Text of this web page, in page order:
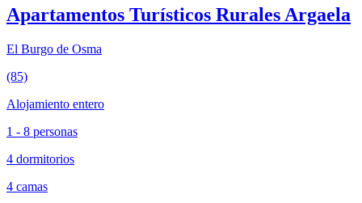
Apartamentos Turísticos Rurales Argaela
El Burgo de Osma
(85)
Alojamiento entero
1 - 8 personas
4 dormitorios
4 camas